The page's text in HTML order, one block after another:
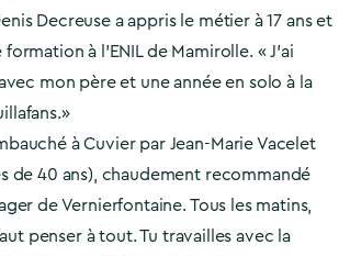
Decreuse a appris le métier à 17 ans et
à l’ENIL de Mamirolle. « J’ai
mon père et une année en solo à la
à Cuvier par Jean-Marie Vacelet
de 40 ans), chaudement recommandé
de Vernierfontaine. Tous les matins,
penser à tout. Tu travailles avec la